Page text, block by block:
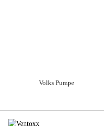
Volks Pumpe